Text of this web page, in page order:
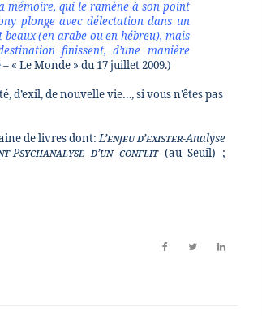
mémoire, qui le ramène à son point
plonge avec délectation dans un
(en arabe ou en hébreu), mais
finissent, d’une manière
« Le Monde » du 17 juillet 2009.)
d’exil, de nouvelle vie…, si vous n’êtes pas
de livres dont:L’enjeu d’exister-Analyse
Psychanalyse d’un conflit(au Seuil) ;